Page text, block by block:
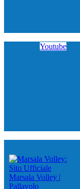
Youtube